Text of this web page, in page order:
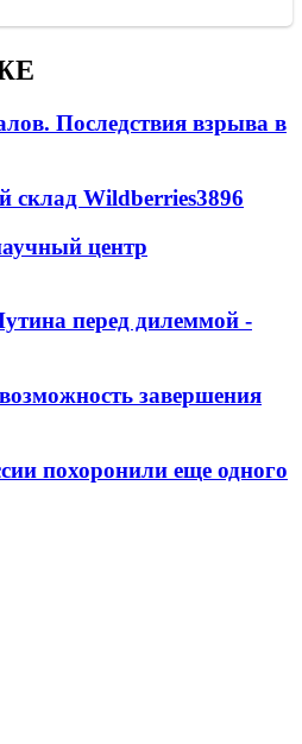
Последствия взрыва в
склад Wildberries3896
центр
перед дилеммой -
завершения
похоронили еще одного